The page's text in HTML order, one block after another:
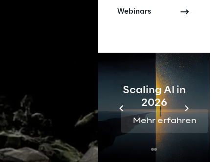
Webinars
Scaling AI in
2026
Mehr erfahren